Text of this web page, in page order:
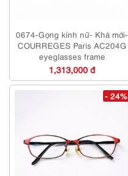
0674-Gọng kính nữ- Khá mới-
COURREGES Paris AC204G
eyeglasses frame
1,313,000 đ
- 24%